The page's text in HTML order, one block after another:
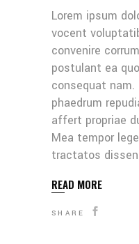
Lorem ipsum
vocent
convenire
postulant ea
consequat
phaedrum
affert propriae
Mea tempor
tractatos
READ MORE
SHARE